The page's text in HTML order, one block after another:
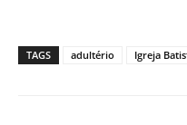
TAGS adultério Igreja